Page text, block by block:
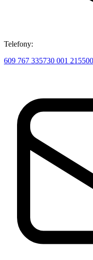
Telefony:
609 767 335730 001 215